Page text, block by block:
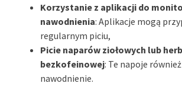
Korzystanie z aplikacji do
nawodnienia: Aplikacje mogą
regularnym piciu,
Picie naparów ziołowych lub
bezkofeinowej: Te napoje
nawodnienie.